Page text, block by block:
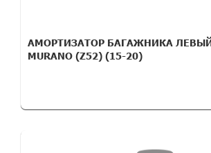
АМОРТИЗАТОР БАГАЖНИКА ЛЕВЫЙ
MURANO (Z52) (15-20)